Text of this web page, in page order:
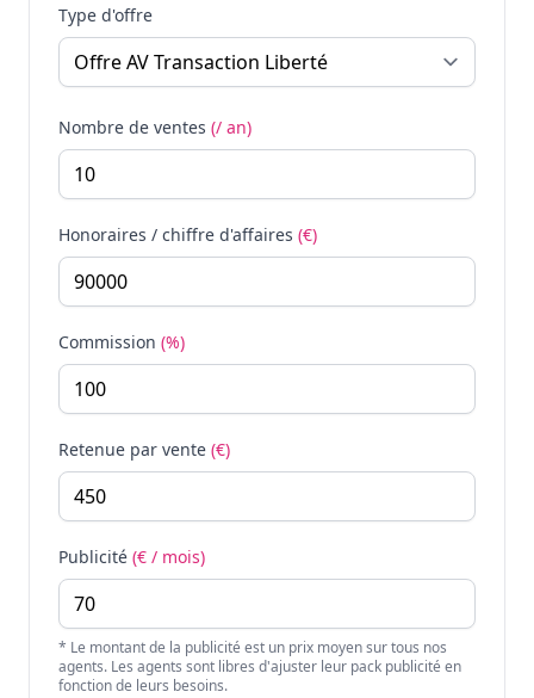
Type d'offre
Nombre de ventes (/ an)
Honoraires / chiffre d'affaires (€)
Commission (%)
Retenue par vente (€)
Publicité (€ / mois)
* Le montant de la publicité est un prix moyen sur tous nos
agents. Les agents sont libres d'ajuster leur pack publicité en
fonction de leurs besoins.